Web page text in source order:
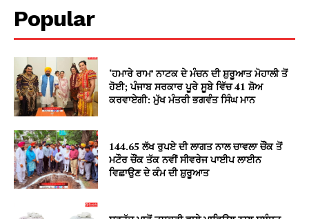
Popular
‘ਹਮਾਰੇ ਰਾਮ’ ਨਾਟਕ ਦੇ ਮੰਚਨ ਦੀ ਸ਼ੁਰੂਆਤ ਮੋਹਾਲੀ ਤੋਂ
ਹੋਈ; ਪੰਜਾਬ ਸਰਕਾਰ ਪੂਰੇ ਸੂਬੇ ਵਿੱਚ 41 ਸ਼ੋਅ
ਕਰਵਾਏਗੀ: ਮੁੱਖ ਮੰਤਰੀ ਭਗਵੰਤ ਸਿੰਘ ਮਾਨ
144.65 ਲੱਖ ਰੁਪਏ ਦੀ ਲਾਗਤ ਨਾਲ ਚਾਵਲਾ ਚੌਂਕ ਤੋਂ
ਮਟੌਰ ਚੌਂਕ ਤੱਕ ਨਵੀਂ ਸੀਵਰੇਜ ਪਾਈਪ ਲਾਈਨ
ਵਿਛਾਉਣ ਦੇ ਕੰਮ ਦੀ ਸ਼ੁਰੂਆਤ